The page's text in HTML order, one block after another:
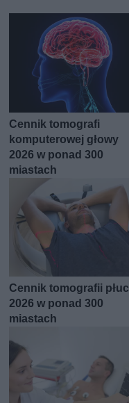
Cennik tomografi
komputerowej głowy
2026 w ponad 300
miastach
Cennik tomografii płuc
2026 w ponad 300
miastach